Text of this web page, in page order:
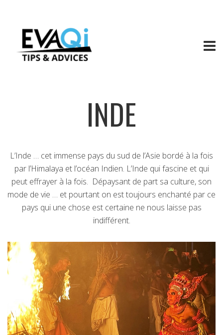
INDE
L’Inde … cet immense pays du sud de l’Asie bordé à la fois
par l’Himalaya et l’océan Indien. L’Inde qui fascine et qui
peut effrayer à la fois. Dépaysant de part sa culture, son
mode de vie … et pourtant on est toujours enchanté par ce
pays qui une chose est certaine ne nous laisse pas
indifférent.